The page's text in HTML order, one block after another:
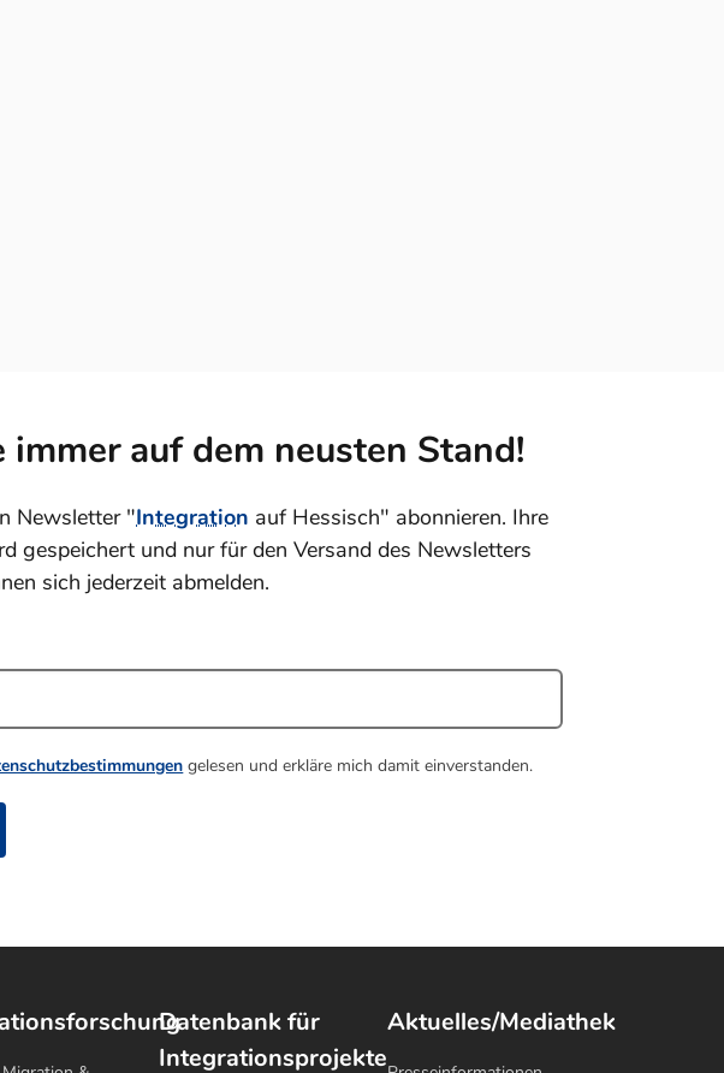
immer auf dem neusten Stand!
Newsletter "Integration auf Hessisch" abonnieren. Ihre
gespeichert und nur für den Versand des Newsletters
sich jederzeit abmelden.
gelesen und erkläre mich damit einverstanden.
Datenbank für
Integrationsprojekte
Aktuelles/Mediathek